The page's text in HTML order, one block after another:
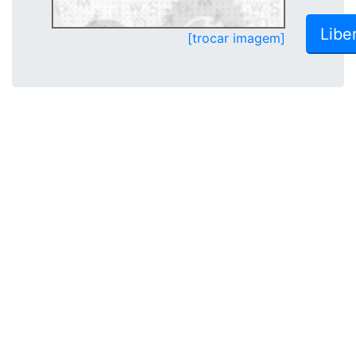
[trocar imagem]